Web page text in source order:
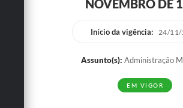
Conselho Tutelar.
NOVEMBRO DE
Início da vigência: 24/11/
Assunto(s): Administração
EM VIGOR